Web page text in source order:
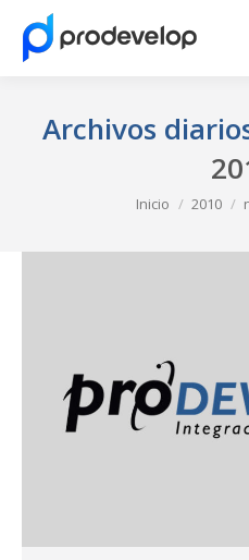
Archivos
Inicio 2010